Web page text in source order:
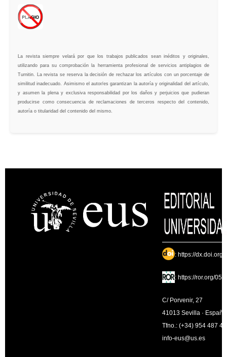
La revista siempre velará por que los trabajos publicados sean inéditos y originales,
utilizando para su comprobación la herramienta profesional de servicios antiplagios de
Turnitin. La revista se reserva la decisión de rechazar los artículos con un porcentaje de
similitud inadecuado. Asimismo el autor/es garantizan la autoría y originalidad del artículo,
y asumen la plena y exclusiva responsabilidad por los daños y perjuicios que pudieran
producirse como consecuencia de reclamaciones de terceros respecto del contenido,
autoría o titularidad del contenido del mismo.
: https://dx.doi.org/
: https://ror.org/
C/ Porvenir, 27
41013 Sevilla · España
Tfno.: (+34) 954 487
info-eus@us.es